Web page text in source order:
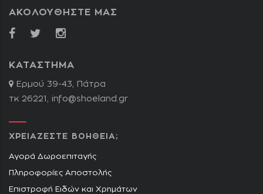
ΑΚΟΛΟΥΘΗΣΤΕ ΜΑΣ
ΚΑΤΑΣΤΗΜΑ
Ερμού 39-43, Πάτρα
τκ 26221, info@shoeland.gr
ΧΡΕΙΑΖΕΣΤΕ ΒΟΗΘΕΙΑ;
Αγορά Δωροεπιταγής
Πληροφορίες Αποστολής
Επιστροφή Ειδών και Χρημάτων